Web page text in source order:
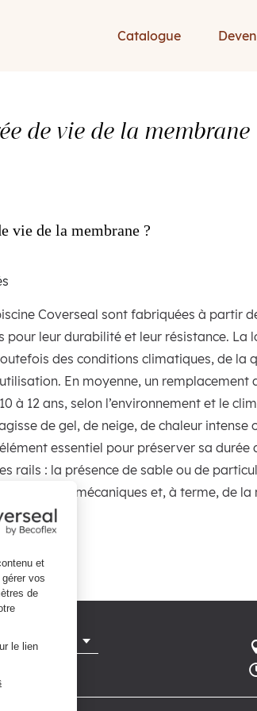
Catalogue
de vie de la membrane
vie de la membrane ?
Coverseal sont fabriquées à partir
pour leur durabilité et leur résistance. La
des conditions climatiques, de la
En moyenne, un remplacement
à 12 ans, selon l’environnement et le
de gel, de neige, de chaleur intense
essentiel pour préserver sa durée
rails : la présence de sable ou de
des pièces mécaniques et, à terme, de